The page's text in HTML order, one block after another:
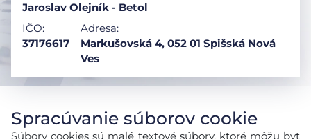
Jaroslav Olejník - Betol
IČO:
37176617
Adresa:
Markušovská 4, 052 01 Spišská Nová
Ves
Spracúvanie súborov cookie
Súbory cookies sú malé textové súbory, ktoré môžu byť